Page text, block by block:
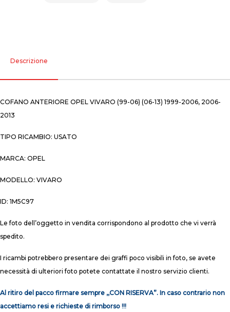
Descrizione
COFANO ANTERIORE OPEL VIVARO (99-06) (06-13) 1999-2006, 2006-
2013
TIPO RICAMBIO: USATO
MARCA: OPEL
MODELLO: VIVARO
ID: 1M5C97
Le foto dell’oggetto in vendita corrispondono al prodotto che vi verrà
spedito.
I ricambi potrebbero presentare dei graffi poco visibili in foto, se avete
necessità di ulteriori foto potete contattate il nostro servizio clienti.
Al ritiro del pacco firmare sempre ,,CON RISERVA”. In caso contrario non
accettiamo resi e richieste di rimborso !!!